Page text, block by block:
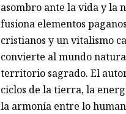
asombro ante la vida y la
fusiona elementos
cristianos y un vitalismo
convierte al mundo
territorio sagrado. El
ciclos de la tierra, la
la armonía entre lo